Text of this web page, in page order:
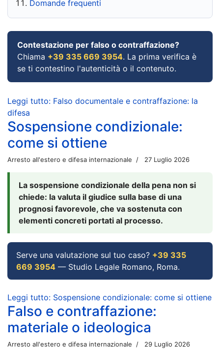
Domande frequenti
Contestazione per falso o contraffazione?
Chiama +39 335 669 3954. La prima verifica è
se ti contestino l'autenticità o il contenuto.
Leggi tutto: Falso documentale e contraffazione: la
difesa
Sospensione condizionale:
come si ottiene
Arresto all'estero e difesa internazionale 27 Luglio 2026
La sospensione condizionale della pena non si
chiede: la valuta il giudice sulla base di una
prognosi favorevole, che va sostenuta con
elementi concreti portati al processo.
Serve una valutazione sul tuo caso? +39 335
669 3954 — Studio Legale Romano, Roma.
Leggi tutto: Sospensione condizionale: come si ottiene
Falso e contraffazione:
materiale o ideologica
Arresto all'estero e difesa internazionale 29 Luglio 2026